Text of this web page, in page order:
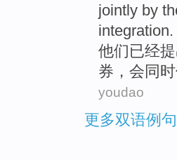
jointly by
integration.
他们已经
券 ， 会同
youdao
更多双语例句